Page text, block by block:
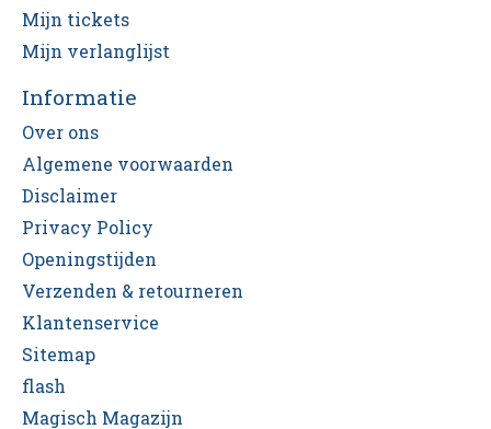
Mijn tickets
Mijn verlanglijst
Informatie
Over ons
Algemene voorwaarden
Disclaimer
Privacy Policy
Openingstijden
Verzenden & retourneren
Klantenservice
Sitemap
flash
Magisch Magazijn